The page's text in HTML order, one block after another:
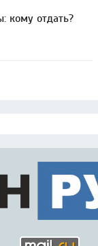
кому отдать?